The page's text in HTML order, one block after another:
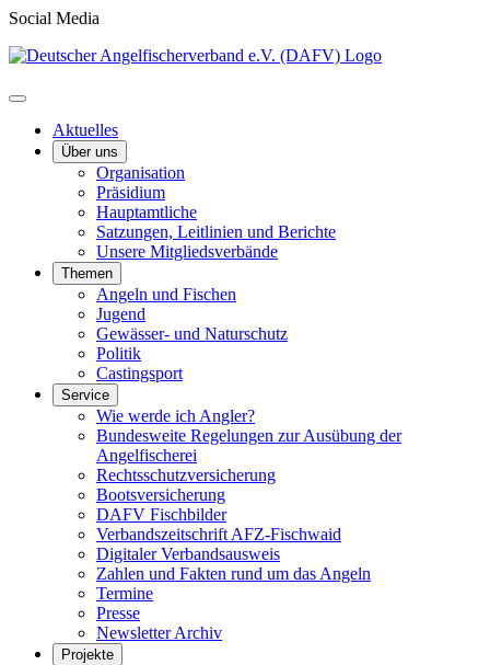
Social Media
Aktuelles
Über uns
Organisation
Präsidium
Hauptamtliche
Satzungen, Leitlinien und Berichte
Unsere Mitgliedsverbände
Themen
Angeln und Fischen
Jugend
Gewässer- und Naturschutz
Politik
Castingsport
Service
Wie werde ich Angler?
Bundesweite Regelungen zur Ausübung der
Angelfischerei
Rechtsschutzversicherung
Bootsversicherung
DAFV Fischbilder
Verbandszeitschrift AFZ-Fischwaid
Digitaler Verbandsausweis
Zahlen und Fakten rund um das Angeln
Termine
Presse
Newsletter Archiv
Projekte